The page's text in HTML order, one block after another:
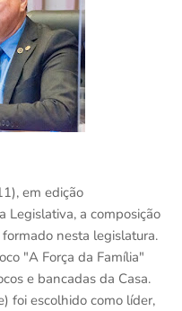
em edição
Legislativa, a composição
nesta legislatura.
"A Força da Família"
e bancadas da Casa.
foi escolhido como líder,